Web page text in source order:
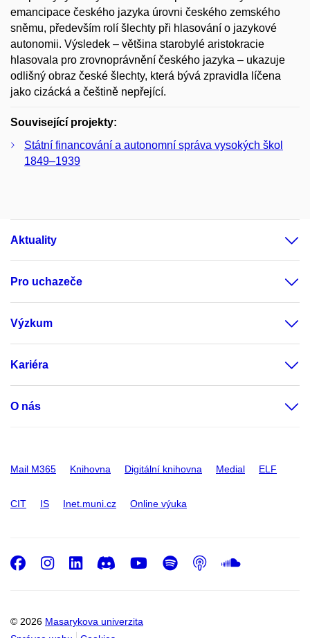
emancipace českého jazyka úrovni českého zemského
sněmu, především rolí šlechty při hlasování o jazykové
autonomii. Výsledek – většina starobylé aristokracie
hlasovala pro zrovnoprávnění českého jazyka – ukazuje
odlišný obraz české šlechty, která bývá zpravidla líčena
jako cizácká a češtině nepřející.
Související projekty:
Státní financování a autonomní správa vysokých škol
1849–1939
Aktuality
Pro uchazeče
Výzkum
Kariéra
O nás
Mail M365 Knihovna Digitální knihovna Medial ELF
CIT IS Inet.muni.cz Online výuka
© 2026 Masarykova univerzita
Facebook
Instagram
LinkedIn
DiscordYoutube
Spotify
Podcast